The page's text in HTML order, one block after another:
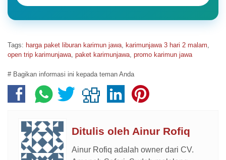
Tags: harga paket liburan karimun jawa karimunjawa 3 hari 2 malam
open trip karimunjawa paket karimunjawa promo karimun jawa
# Bagikan informasi ini kepada teman Anda
Ditulis oleh Ainur Rofiq
Ainur Rofiq adalah owner dari CV.